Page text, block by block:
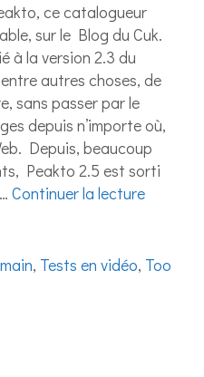
ce catalogueur
sur le Blog du Cuk.
à la version 2.3 du
autres choses, de
sans passer par le
depuis n’importe où,
Depuis, beaucoup
Peakto 2.5 est sorti
Continuer la lecture
, Tests en vidéo, Too